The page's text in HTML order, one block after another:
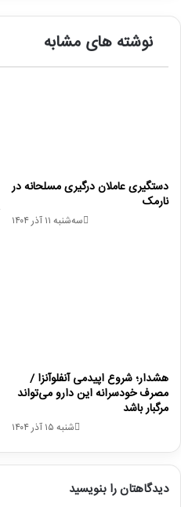
نوشته های مشابه
دستگیری عاملان درگیری مسلحانه در
نارمک
سه‌شنبه ۱۱ آذر ۱۴۰۴
هشدار؛ شروع اپیدمی آنفلوآنزا /
مصرف خودسرانه این دارو می‌تواند
مرگبار باشد
شنبه ۱۵ آذر ۱۴۰۴
دیدگاهتان را بنویسید